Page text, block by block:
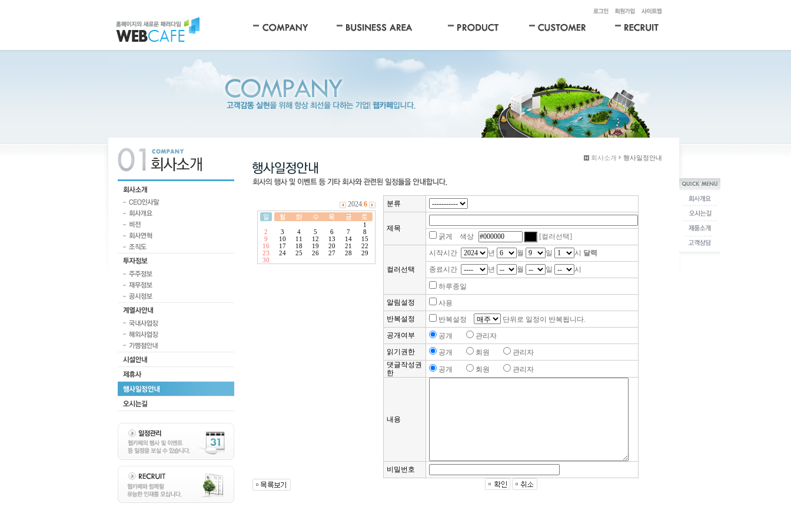
회사소개 행사일정안내
분류
제목
굵게 색상
[컬러선택]
컬러선택
시작시간 년 월 일 시 달력
종료시간
년 월 일 시
하루종일
알림설정
사용
반복설정
반복설정
단위로 일정이 반복됩니다.
공개여부
공개
관리자
읽기권한
공개 회원
관리자
댓글작성권
한
공개 회원 관리자
내용
비밀번호